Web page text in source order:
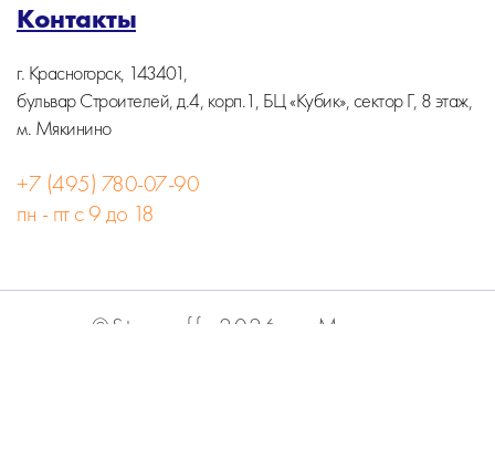
Контакты
г. Красногорск, 143401,
бульвар Строителей, д.4, корп.1, БЦ «Кубик», сектор Г, 8 этаж,
м. Мякинино
+7 (495) 780-07-90
пн - пт с 9 до 18
©Stormoff, 2026, г. Москва